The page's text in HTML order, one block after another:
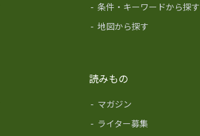
- 条件・キーワードから探す
- 地図から探す
読みもの
- マガジン
- ライター募集